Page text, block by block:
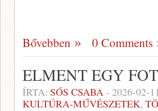
Bővebben 0 Comments
ELMENT EGY
ÍRTA: SŐS CSABA- 2026-02-11
KULTÚRA-MŰVÉSZETEK,